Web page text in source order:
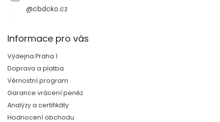
@cbdcko.cz
Informace pro vás
Výdejna Praha 1
Doprava a platba
Věrnostní program
Garance vrácení peněz
Analýzy a certifikáty
Hodnocení obchodu